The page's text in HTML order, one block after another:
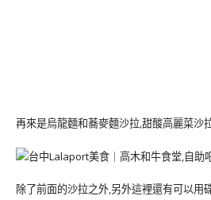
再來是烏龍麵和蕎麥麵沙拉,甜酸高麗菜沙
除了前面的沙拉之外,另外這裡還有可以用